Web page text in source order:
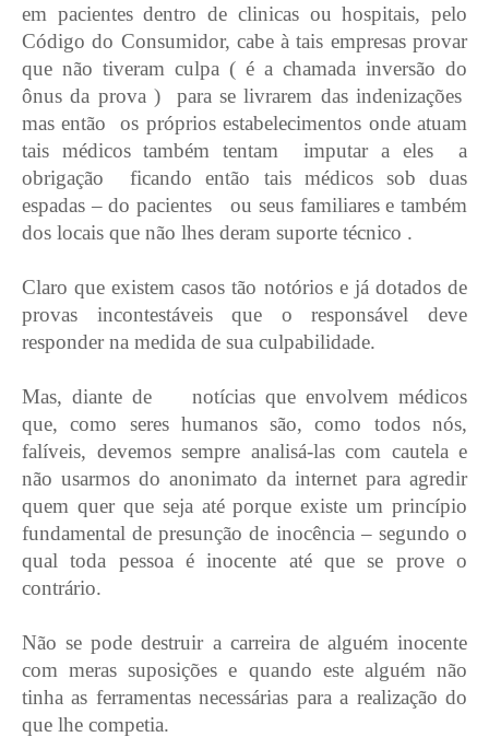
em pacientes dentro de clinicas ou hospitais, pelo
Código do Consumidor, cabe à tais empresas provar
que não tiveram culpa ( é a chamada inversão do
ônus da prova )
para se livrarem das indenizações
mas então
os próprios estabelecimentos onde atuam
tais médicos também tentam
imputar a eles
a
obrigação
ficando então tais médicos sob duas
espadas – do pacientes
ou seus familiares e também
dos locais que não lhes deram suporte técnico .
Claro que existem casos tão notórios e já dotados de
provas incontestáveis que o responsável deve
responder na medida de sua culpabilidade.
Mas, diante de
notícias que envolvem médicos
que, como seres humanos são, como todos nós,
falíveis, devemos sempre analisá-las com cautela e
não usarmos do anonimato da internet para agredir
quem quer que seja até porque existe um princípio
fundamental de presunção de inocência – segundo o
qual toda pessoa é inocente até que se prove o
contrário.
Não se pode destruir a carreira de alguém inocente
com meras suposições e quando este alguém não
tinha as ferramentas necessárias para a realização do
que lhe competia.